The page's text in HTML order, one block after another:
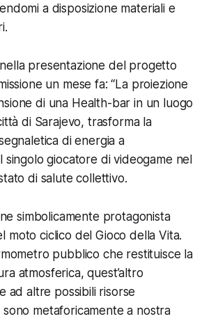
a disposizione materiali e
presentazione del progetto
un mese fa: “La proiezione
di una Health-bar in un luogo
di Sarajevo, trasforma la
di energia a
singolo giocatore di videogame nel
di salute collettivo.
simbolicamente protagonista
moto ciclico del Gioco della Vita.
pubblico che restituisce la
atmosferica, quest’altro
ad altre possibili risorse
sono metaforicamente a nostra